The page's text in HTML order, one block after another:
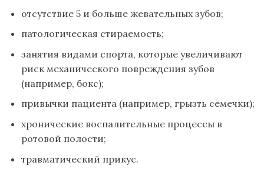
отсутствие 5 и больше жевательных зубов;
патологическая стираемость;
занятия видами спорта, которые увеличивают
риск механического повреждения зубов
(например, бокс);
привычки пациента (например, грызть семечки);
хронические воспалительные процессы в
ротовой полости;
травматический прикус.